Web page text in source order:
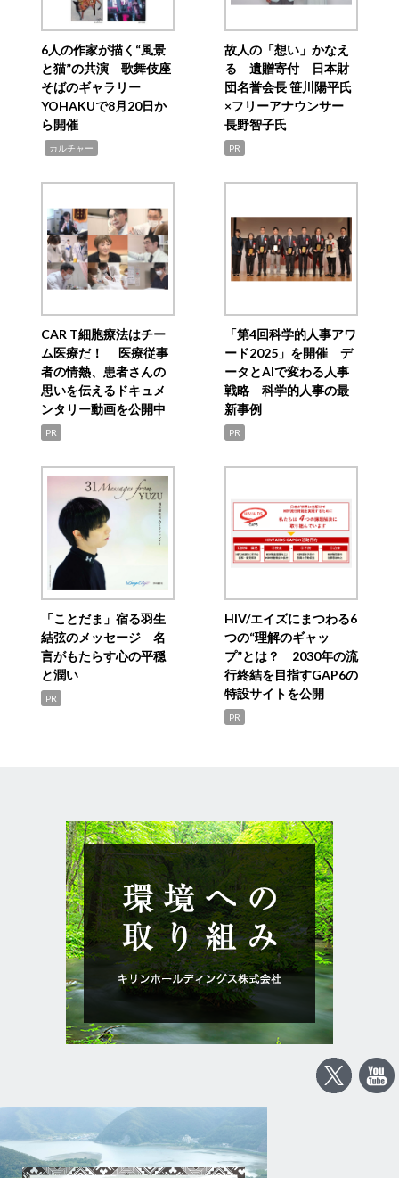
6人の作家が描く“風景
と猫”の共演 歌舞伎座
そばのギャラリー
YOHAKUで8月20日か
ら開催
カルチャー
故人の「想い」かなえ
る 遺贈寄付 日本財
団名誉会長 笹川陽平氏
×フリーアナウンサー
長野智子氏
PR
CAR T細胞療法はチー
ム医療だ！ 医療従事
者の情熱、患者さんの
思いを伝えるドキュメ
ンタリー動画を公開中
PR
「第4回科学的人事アワ
ード2025」を開催 デ
ータとAIで変わる人事
戦略 科学的人事の最
新事例
PR
「ことだま」宿る羽生
結弦のメッセージ 名
言がもたらす心の平穏
と潤い
PR
HIV/エイズにまつわる6
つの“理解のギャッ
プ”とは？ 2030年の流
行終結を目指すGAP6の
特設サイトを公開
PR